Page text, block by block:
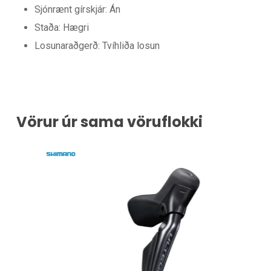
Sjónrænt gírskjár: Án
Staða: Hægri
Losunaraðgerð: Tvíhliða losun
Vörur úr sama vöruflokki